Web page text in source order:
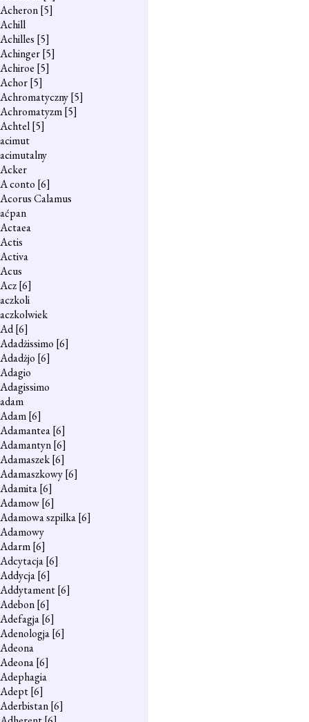
Acheron[5]
Achill
Achilles [5]
Achinger[5]
Achiroe [5]
Achor[5]
Achromatyczny[5]
Achromatyzm[5]
Achtel[5]
acimut
acimutalny
Acker
A conto [6]
Acorus Calamus
aćpan
Actaea
Actis
Activa
Acus
Acz[6]
aczkoli
aczkolwiek
Ad[6]
Adadżissimo [6]
Adadżjo [6]
Adagio
Adagissimo
adam
Adam[6]
Adamantea[6]
Adamantyn[6]
Adamaszek[6]
Adamaszkowy[6]
Adamita[6]
Adamow[6]
Adamowa szpilka[6]
Adamowy
Adarm[6]
Adcytacja[6]
Addycja[6]
Addytament[6]
Adebon[6]
Adefagja[6]
Adenologja[6]
Adeona
Adeona[6]
Adephagia
Adept[6]
Aderbistan[6]